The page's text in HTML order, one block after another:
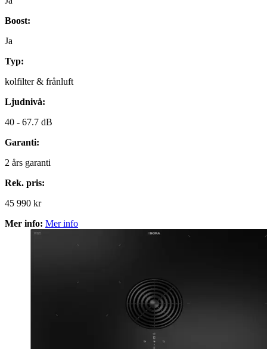
Boost:
Ja
Typ:
kolfilter & frånluft
Ljudnivå:
40 - 67.7 dB
Garanti:
2 års garanti
Rek. pris:
45 990 kr
Mer info: Mer info